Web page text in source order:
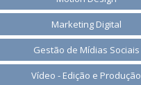
Marketing Digital
Gestão de Mídias Sociais
Vídeo - Edição e Produção